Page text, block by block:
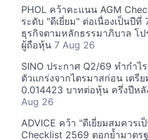
PHOL คว้าคะแนน AGM
ระดับ "ดีเยี่ยม" ต่อเนื่องเป็นปีที่
ธุรกิจตามหลักธรรมาภิบาล โป
ผู้ถือหุ้น 7 Aug 26
SINO ประกาศ Q2/69 ทำกำ
ตัวแกร่งจากไตรมาสก่อน เตรี
0.014423 บาทต่อหุ้น ครึ่งปีหลั
Aug 26
ADVICE คว้า "ดีเยี่ยมสมควรเ
Checklist 2569 ตอกย้ำมาตร